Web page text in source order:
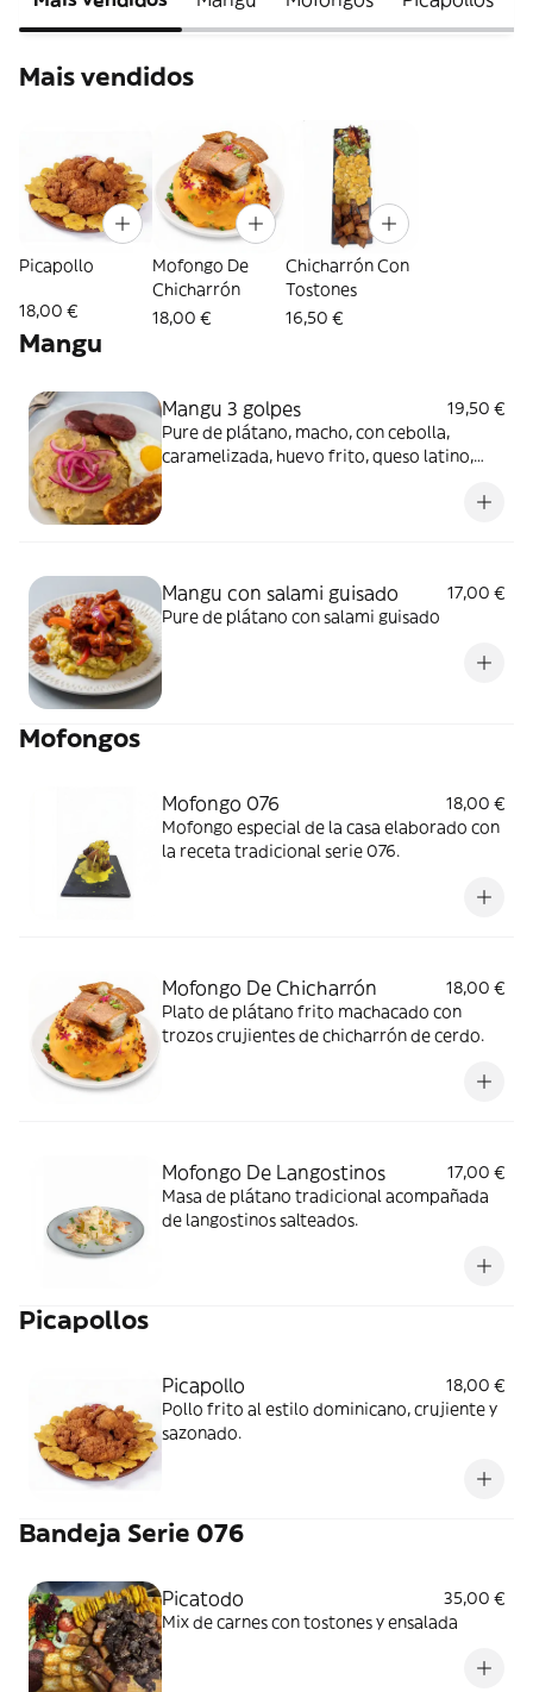
Mais vendidos
Picapollo
18,00 €
Mofongo De
Chicharrón
18,00 €
Chicharrón Con
Tostones
16,50 €
Mangu
Mangu 3 golpes
19,50 €
Pure de plátano, macho, con cebolla,
caramelizada, huevo frito, queso latino,
Mangu con salami guisado
17,00 €
Pure de plátano con salami guisado
Mofongos
Mofongo 076
18,00 €
Mofongo especial de la casa elaborado con
la receta tradicional serie 076.
Mofongo De Chicharrón
18,00 €
Plato de plátano frito machacado con
trozos crujientes de chicharrón de cerdo.
Mofongo De Langostinos
17,00 €
Masa de plátano tradicional acompañada
de langostinos salteados.
Picapollos
Picapollo
18,00 €
Pollo frito al estilo dominicano, crujiente y
sazonado.
Bandeja Serie 076
Picatodo
35,00 €
Mix de carnes con tostones y ensalada